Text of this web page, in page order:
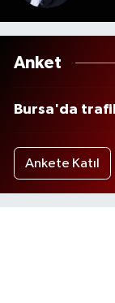
Anket
Bursa'da
Ankete Katıl